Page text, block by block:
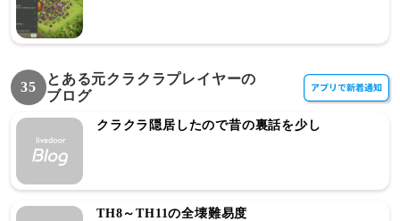
35
とある元クラクラプレイヤーの
ブログ
クラクラ隠居したので昔の裏話を少し
TH8～TH11の全壊難易度